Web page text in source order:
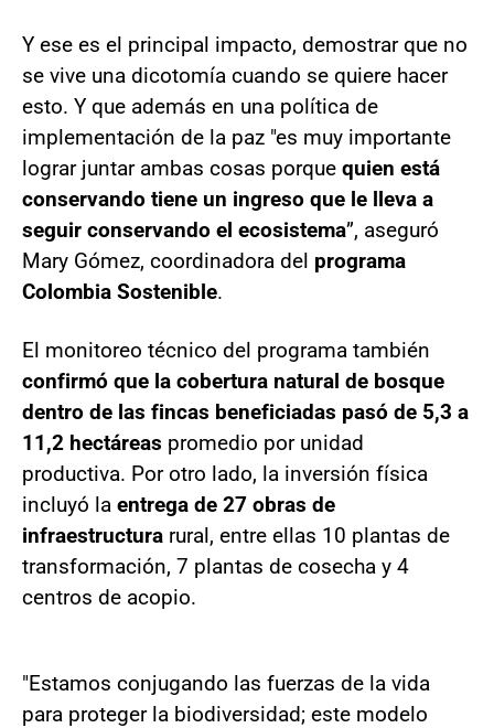
Y ese es el principal impacto, demostrar que no
se vive una dicotomía cuando se quiere hacer
esto. Y que además en una política de
implementación de la paz "es muy importante
lograr juntar ambas cosas porque quien está
conservando tiene un ingreso que le lleva a
seguir conservando el ecosistema”, aseguró
Mary Gómez, coordinadora del programa
Colombia Sostenible.
El monitoreo técnico del programa también
confirmó que la cobertura natural de bosque
dentro de las fincas beneficiadas pasó de 5,3 a
11,2 hectáreas promedio por unidad
productiva. Por otro lado, la inversión física
incluyó la entrega de 27 obras de
infraestructura rural, entre ellas 10 plantas de
transformación, 7 plantas de cosecha y 4
centros de acopio.
"Estamos conjugando las fuerzas de la vida
para proteger la biodiversidad; este modelo